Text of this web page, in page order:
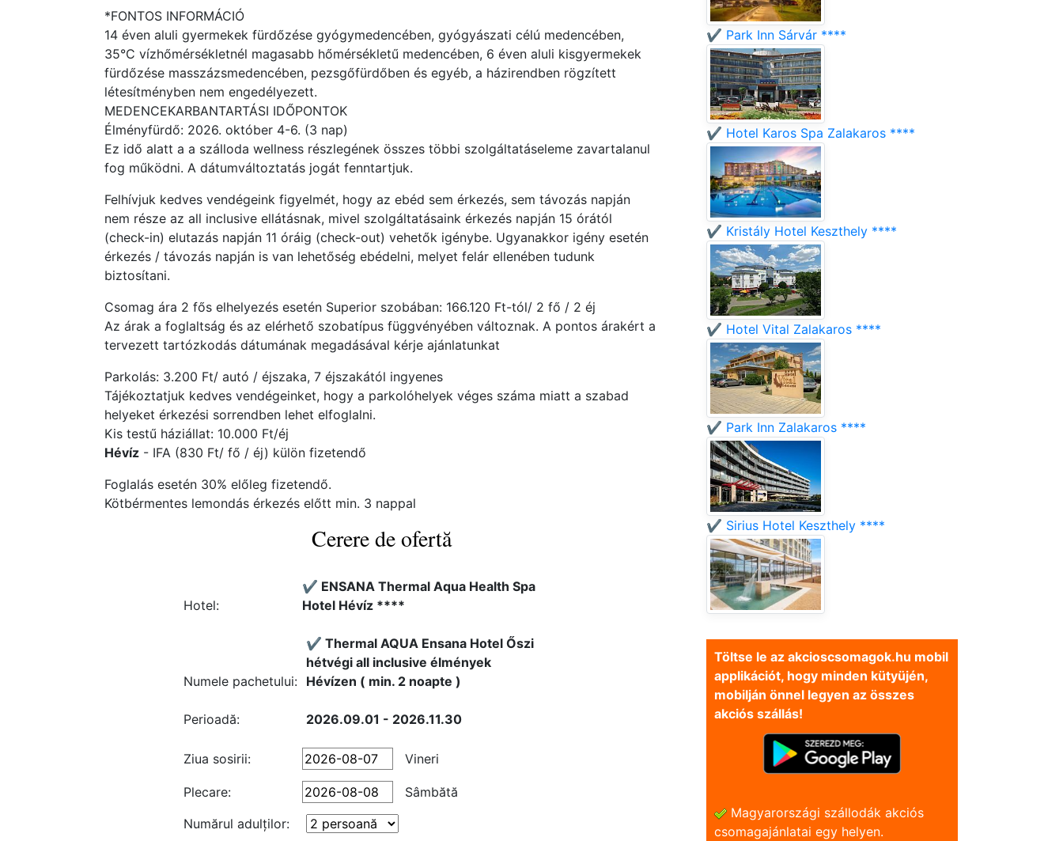
*FONTOS INFORMÁCIÓ
14 éven aluli gyermekek fürdőzése gyógymedencében, gyógyászati célú medencében,
35°C vízhőmérsékletnél magasabb hőmérsékletű medencében, 6 éven aluli kisgyermekek
fürdőzése masszázsmedencében, pezsgőfürdőben és egyéb, a házirendben rögzített
létesítményben nem engedélyezett.
MEDENCEKARBANTARTÁSI IDŐPONTOK
Élményfürdő: 2026. október 4-6. (3 nap)
Ez idő alatt a a szálloda wellness részlegének összes többi szolgáltatáseleme zavartalanul
fog működni. A dátumváltoztatás jogát fenntartjuk.
Felhívjuk kedves vendégeink figyelmét, hogy az ebéd sem érkezés, sem távozás napján
nem része az all inclusive ellátásnak, mivel szolgáltatásaink érkezés napján 15 órától
(check-in) elutazás napján 11 óráig (check-out) vehetők igénybe. Ugyanakkor igény esetén
érkezés / távozás napján is van lehetőség ebédelni, melyet felár ellenében tudunk
biztosítani.
Csomag ára 2 fős elhelyezés esetén Superior szobában: 166.120 Ft-tól/ 2 fő / 2 éj
Az árak a foglaltság és az elérhető szobatípus függvényében változnak. A pontos árakért a
tervezett tartózkodás dátumának megadásával kérje ajánlatunkat
Parkolás: 3.200 Ft/ autó / éjszaka, 7 éjszakától ingyenes
Tájékoztatjuk kedves vendégeinket, hogy a parkolóhelyek véges száma miatt a szabad
helyeket érkezési sorrendben lehet elfoglalni.
Kis testű háziállat: 10.000 Ft/éj
Hévíz - IFA (830 Ft/ fő / éj) külön fizetendő
Foglalás esetén 30% előleg fizetendő.
Kötbérmentes lemondás érkezés előtt min. 3 nappal
Cerere de ofertă
Hotel:
✔️ ENSANA Thermal Aqua Health Spa
Hotel Hévíz ****
Numele pachetului:
✔️ Thermal AQUA Ensana Hotel Őszi
hétvégi all inclusive élmények
Hévízen ( min. 2 noapte )
Perioadă: 2026.09.01 - 2026.11.30
Ziua sosirii: Vineri
Plecare:
Sâmbătă
Numărul adulţilor:
✔️ Park Inn Sárvár ****
✔️ Hotel Karos Spa Zalakaros ****
✔️ Kristály Hotel Keszthely ****
✔️ Hotel Vital Zalakaros ****
✔️ Park Inn Zalakaros ****
✔️ Sirius Hotel Keszthely ****
Töltse le az akcioscsomagok.hu mobil
applikációt, hogy minden kütyüjén,
mobilján önnel legyen az összes
akciós szállás!
Magyarországi szállodák akciós
csomagajánlatai egy helyen.